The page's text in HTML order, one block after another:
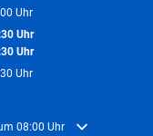
08:00 bis 14:00 Uhr
Uhr
08:00 bis 14:00 Uhr
Uhr
08:00 bis 11:30 Uhr
Uhr
14:00 bis 17:30 Uhr
Uhr
auszublenden
08:00 Uhr